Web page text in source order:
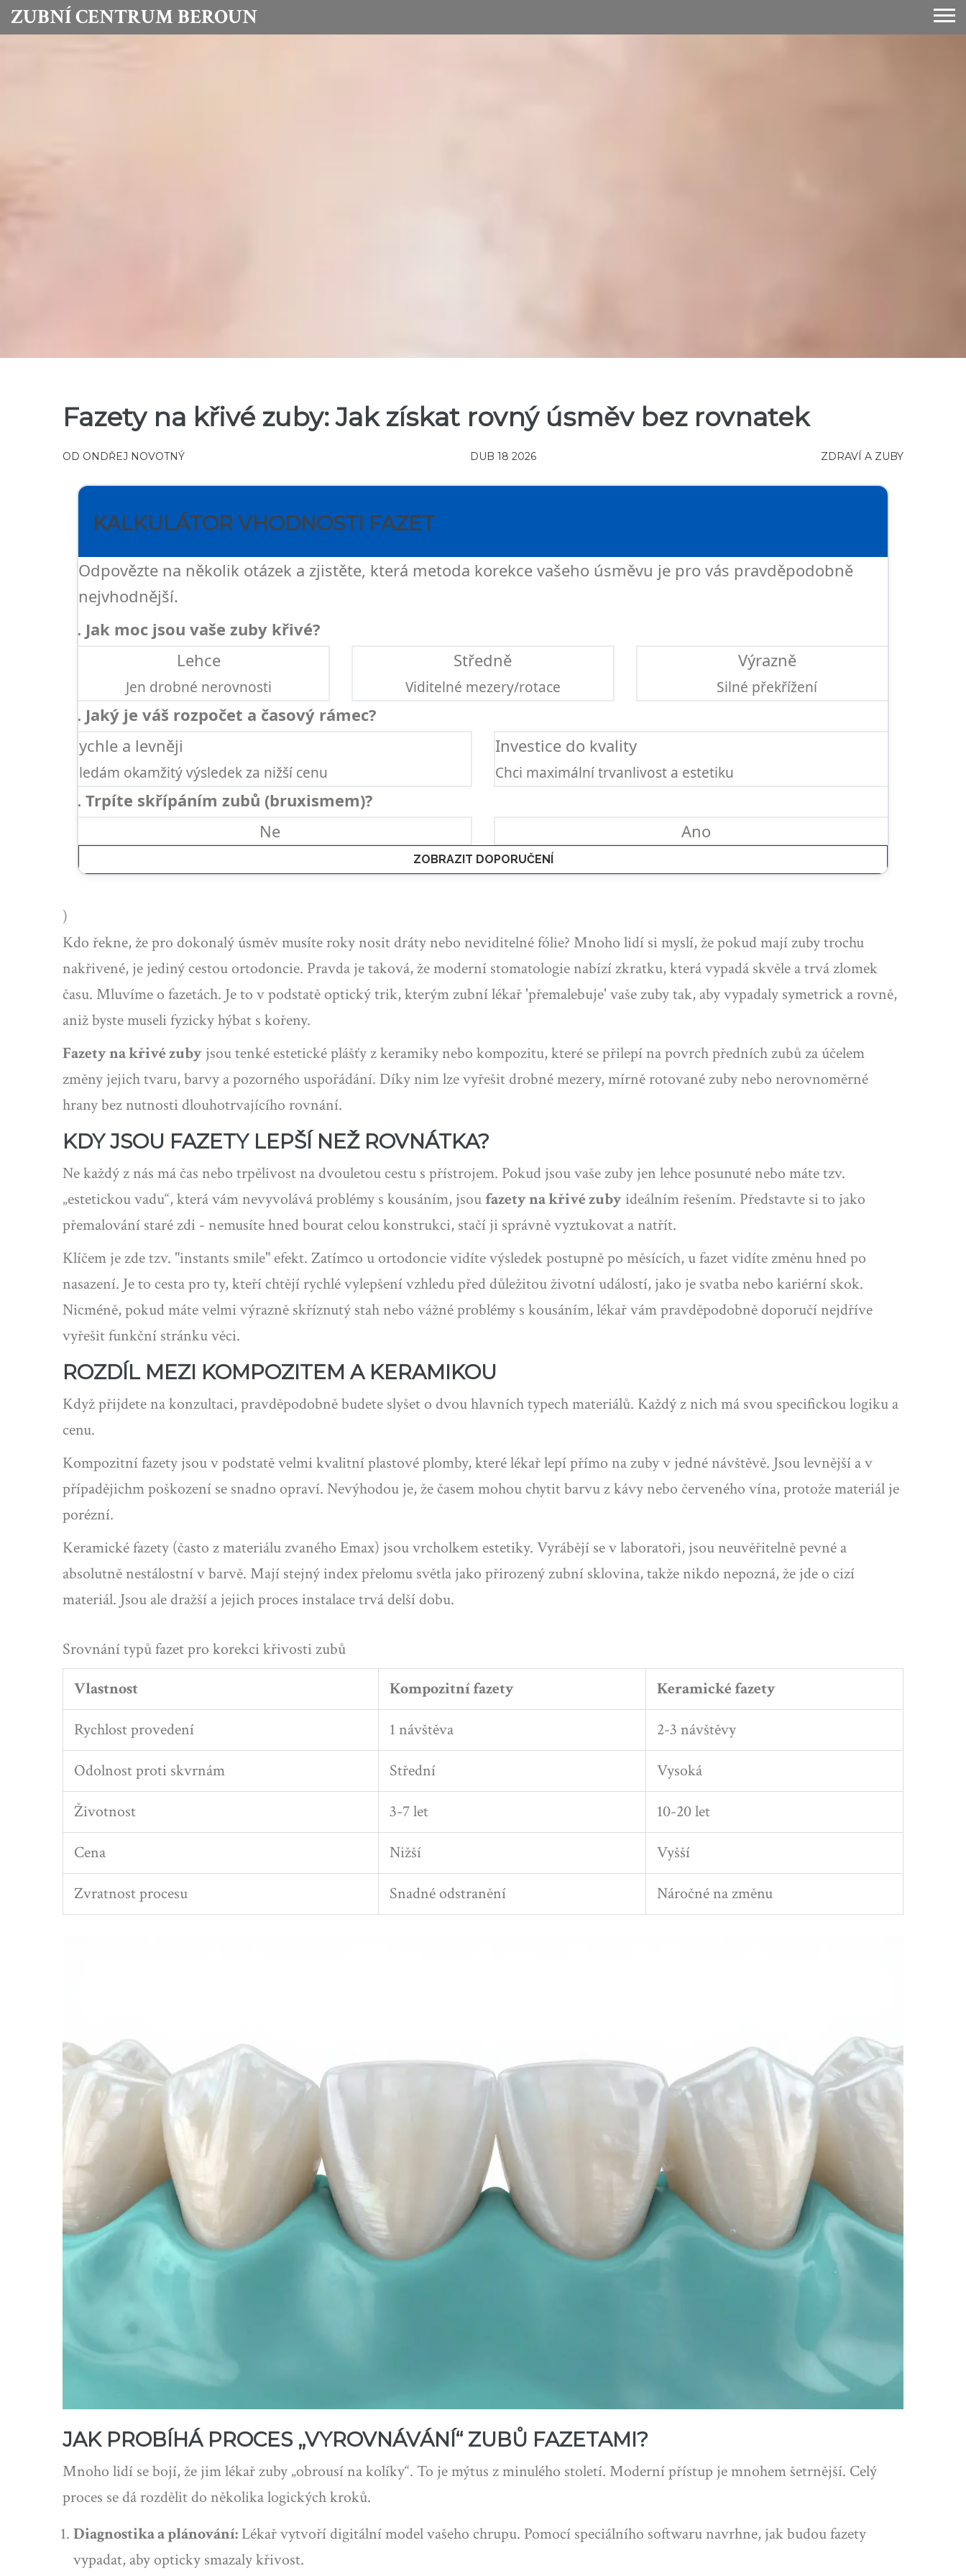
ZUBNÍ CENTRUM BEROUN
Fazety na křivé zuby: Jak získat rovný úsměv bez rovnatek
OD ONDŘEJ NOVOTNÝ DUB 18 2026 ZDRAVÍ A ZUBY
KALKULÁTOR VHODNOSTI FAZET
Odpovězte na několik otázek a zjistěte, která metoda korekce vašeho úsměvu je pro vás pravděpodobně
nejvhodnější.
1. Jak moc jsou vaše zuby křivé?
Lehce
Jen drobné nerovnosti
Středně
Viditelné mezery/rotace
Výrazně
Silné překřížení
2. Jaký je váš rozpočet a časový rámec?
Rychle a levněji
Hledám okamžitý výsledek za nižší cenu
Investice do kvality
Chci maximální trvanlivost a estetiku
3. Trpíte skřípáním zubů (bruxismem)?
Ne
Ano
ZOBRAZIT DOPORUČENÍ
)
Kdo řekne, že pro dokonalý úsměv musíte roky nosit dráty nebo neviditelné fólie? Mnoho lidí si myslí, že pokud mají zuby trochu
nakřivené, je jediný cestou ortodoncie. Pravda je taková, že moderní stomatologie nabízí zkratku, která vypadá skvěle a trvá zlomek
času. Mluvíme o fazetách. Je to v podstatě optický trik, kterým zubní lékař 'přemalebuje' vaše zuby tak, aby vypadaly symetrick a rovně,
aniž byste museli fyzicky hýbat s kořeny.
Fazety na křivé zuby jsoutenké estetické plášťy z keramiky nebo kompozitu, které se přilepí na povrch předních zubů za účelem
změny jejich tvaru, barvy a pozorného uspořádání. Díky nim lze vyřešit drobné mezery, mírně rotované zuby nebo nerovnoměrné
hrany bez nutnosti dlouhotrvajícího rovnání.
KDY JSOU FAZETY LEPŠÍ NEŽ ROVNÁTKA?
Ne každý z nás má čas nebo trpělivost na dvouletou cestu s přístrojem. Pokud jsou vaše zuby jen lehce posunuté nebo máte tzv.
„estetickou vadu“, která vám nevyvolává problémy s kousáním, jsou fazety na křivé zuby ideálním řešením. Představte si to jako
přemalování staré zdi - nemusíte hned bourat celou konstrukci, stačí ji správně vyztukovat a natřít.
Klíčem je zde tzv. "instants smile" efekt. Zatímco u ortodoncie vidíte výsledek postupně po měsících, u fazet vidíte změnu hned po
nasazení. Je to cesta pro ty, kteří chtějí rychlé vylepšení vzhledu před důležitou životní událostí, jako je svatba nebo kariérní skok.
Nicméně, pokud máte velmi výrazně skříznutý stah nebo vážné problémy s kousáním, lékař vám pravděpodobně doporučí nejdříve
vyřešit funkční stránku věci.
ROZDÍL MEZI KOMPOZITEM A KERAMIKOU
Když přijdete na konzultaci, pravděpodobně budete slyšet o dvou hlavních typech materiálů. Každý z nich má svou specifickou logiku a
cenu.
Kompozitní fazety jsou v podstatě velmi kvalitní plastové plomby, které lékař lepí přímo na zuby v jedné návštěvě. Jsou levnější a v
případějichm poškození se snadno opraví. Nevýhodou je, že časem mohou chytit barvu z kávy nebo červeného vína, protože materiál je
porézní.
Keramické fazety (často z materiálu zvaného Emax) jsou vrcholkem estetiky. Vyrábějí se v laboratoři, jsou neuvěřitelně pevné a
absolutně nestálostní v barvě. Mají stejný index přelomu světla jako přirozený zubní sklovina, takže nikdo nepozná, že jde o cizí
materiál. Jsou ale dražší a jejich proces instalace trvá delší dobu.
Srovnání typů fazet pro korekci křivosti zubů
Vlastnost
Kompozitní fazety
Keramické fazety
Rychlost provedení
1 návštěva
2-3 návštěvy
Odolnost proti skvrnám
Střední
Vysoká
Životnost
3-7 let
10-20 let
Cena
Nižší
Vyšší
Zvratnost procesu
Snadné odstranění Náročné na změnu
JAK PROBÍHÁ PROCES „VYROVNÁVÁNÍ“ ZUBŮ FAZETAMI?
Mnoho lidí se bojí, že jim lékař zuby „obrousí na kolíky“. To je mýtus z minulého století. Moderní přístup je mnohem šetrnější. Celý
proces se dá rozdělit do několika logických kroků.
Diagnostika a plánování: Lékař vytvoří digitální model vašeho chrupu. Pomocí speciálního softwaru navrhne, jak budou fazety
vypadat, aby opticky smazaly křivost.